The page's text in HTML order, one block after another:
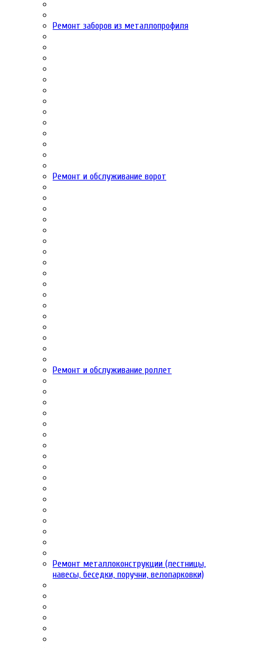
Ремонт заборов из металлопрофиля
Ремонт и обслуживание ворот
Ремонт и обслуживание роллет
Ремонт металлоконструкции (лестницы,
навесы, беседки, поручни, велопарковки)